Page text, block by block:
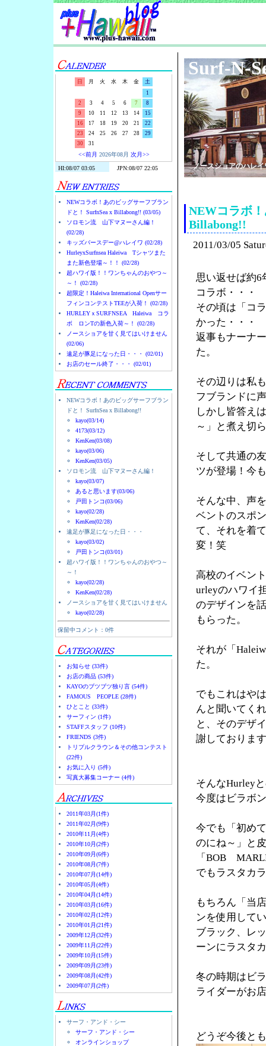
日 月 火 水 木 金
土
1
2
3 4 5 6 7
8
9
10 11 12 13 14
15
16
17 18 19 20 21
22
23
24 25 26 27 28
29
30
31
<<前月 2026年08月 次月>>
NEWコラボ！あのビッグサーフブラン
ドと！ SurfnSea x Billabong!! (03/05)
ソロモン流 山下マヌーさん編！
(02/28)
キッズバースデー@ハレイワ (02/28)
HurleyxSurfnsea Haleiwa Tシャツまた
また新色登場～！！ (02/28)
超ハワイ版！！ワンちゃんのおやつ～
～！ (02/28)
超限定！Haleiwa International Openサー
フィンコンテストTEEが入荷！ (02/28)
HURLEYｘSURFNSEA Haleiwa コラ
ボ ロンTの新色入荷～！ (02/28)
ノースショアを甘く見てはいけません
(02/06)
遠足が豚足になった日・・・ (02/01)
お店のセール終了・・・ (02/01)
NEWコラボ！あのビッグサーフブラン
ドと！ SurfnSea x Billabong!!
kayo(03/14)
4173(03/12)
KenKen(03/08)
kayo(03/06)
KenKen(03/05)
ソロモン流 山下マヌーさん編！
kayo(03/07)
あると思います(03/06)
戸田トンコ(03/06)
kayo(02/28)
KenKen(02/28)
遠足が豚足になった日・・・
kayo(03/02)
戸田トンコ(03/01)
超ハワイ版！！ワンちゃんのおやつ～
～！
kayo(02/28)
KenKen(02/28)
ノースショアを甘く見てはいけません
kayo(02/28)
保留中コメント：0件
お知らせ (33件)
お店の商品 (53件)
KAYOのブツブツ独り言 (54件)
FAMOUS PEOPLE (28件)
ひとこと (33件)
サーフィン (1件)
STAFFスタッフ (10件)
FRIENDS (3件)
トリプルクラウン＆その他コンテスト
(22件)
お気に入り (5件)
写真大募集コーナー (4件)
2011年03月(1件)
2011年02月(9件)
2010年11月(4件)
2010年10月(2件)
2010年09月(6件)
2010年08月(7件)
2010年07月(14件)
2010年05月(4件)
2010年04月(14件)
2010年03月(16件)
2010年02月(12件)
2010年01月(21件)
2009年12月(32件)
2009年11月(22件)
2009年10月(15件)
2009年09月(23件)
2009年08月(42件)
2009年07月(2件)
サーフ・アンド・シー
サーフ・アンド・シー
オンラインショップ
Surf-N-
ノースショアのハレ
NEWコラボ
Billabong!!
2011/03/05
思い返せば約6
コラボ・・・
その頃は「コ
かった・・・
返事もナーナ
た。
その辺りは私
フブランドに
しかし皆答え
～」と煮え切
そして共通の
ツが登場！今
そんな中、声
ベントのスポ
て、それを着
変！笑
高校のイベン
urleyのハワイ
のデザインを
もらった。
それが「
た。
でもこれはや
んと聞いてく
と、そのデザ
謝しておりま
そんなHurley
今度はビラボ
今でも「初め
のにね～」と
「BOB
でもラスタカ
もちろん「当
ンを使用して
ブラック、レ
ーンにラスタ
冬の時期はビ
ライダーがお
どうぞ今後と